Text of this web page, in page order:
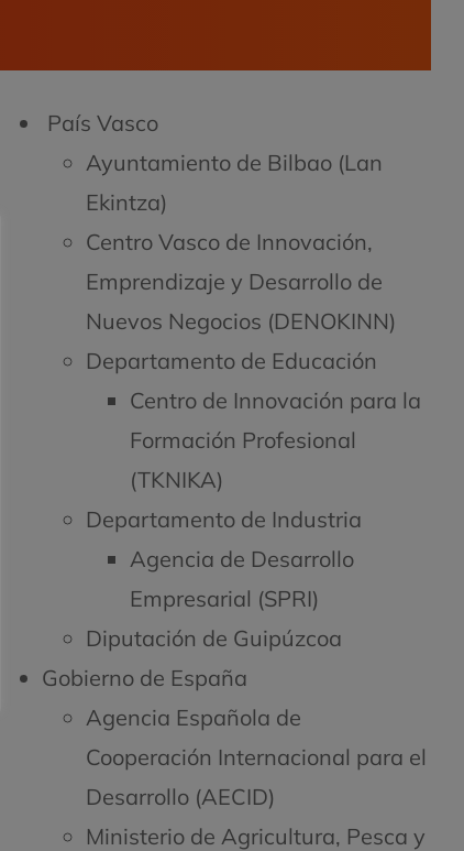
País Vasco
Ayuntamiento de Bilbao (Lan
Ekintza)
Centro Vasco de Innovación,
Emprendizaje y Desarrollo de
Nuevos Negocios (DENOKINN)
Departamento de Educación
Centro de Innovación para la
Formación Profesional
(TKNIKA)
Departamento de Industria
Agencia de Desarrollo
Empresarial (SPRI)
Diputación de Guipúzcoa
Gobierno de España
Agencia Española de
Cooperación Internacional para el
Desarrollo (AECID)
Ministerio de Agricultura, Pesca y